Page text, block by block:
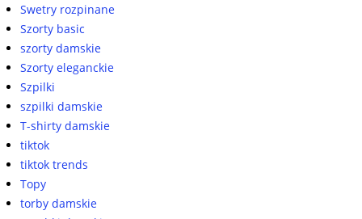
Swetry rozpinane
Szorty basic
szorty damskie
Szorty eleganckie
Szpilki
szpilki damskie
T-shirty damskie
tiktok
tiktok trends
Topy
torby damskie